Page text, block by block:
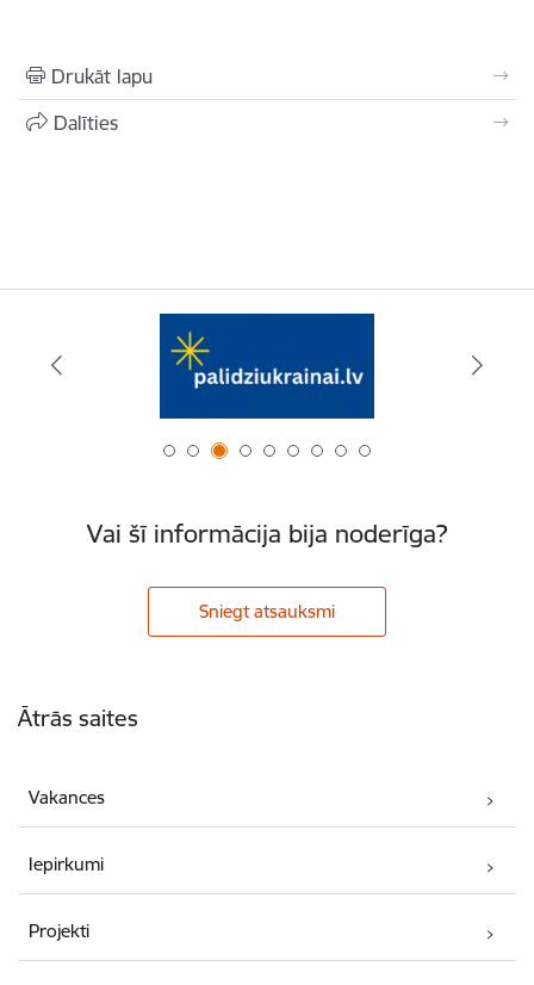
Drukāt lapu
Dalīties
Vai šī informācija bija noderīga?
Sniegt atsauksmi
Ātrās saites
Vakances
Iepirkumi
Projekti